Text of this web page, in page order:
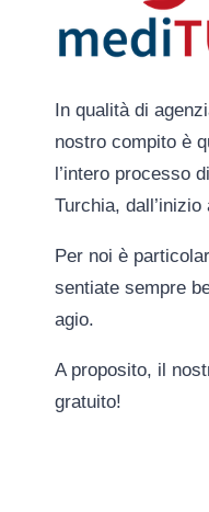
In qualità di
nostro compito è
l’intero processo
Turchia, dall’inizio
Per noi è
sentiate sempre
agio.
A proposito, il
gratuito!